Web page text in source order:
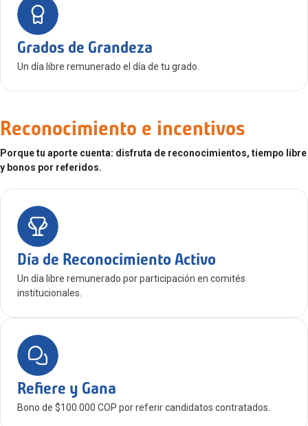
Grados de Grandeza
Un día libre remunerado el día de tu grado.
Reconocimiento e incentivos
Porque tu aporte cuenta: disfruta de reconocimientos, tiempo libre
y bonos por referidos.
Día de Reconocimiento Activo
Un día libre remunerado por participación en comités
institucionales.
Refiere y Gana
Bono de $100.000 COP por referir candidatos contratados.